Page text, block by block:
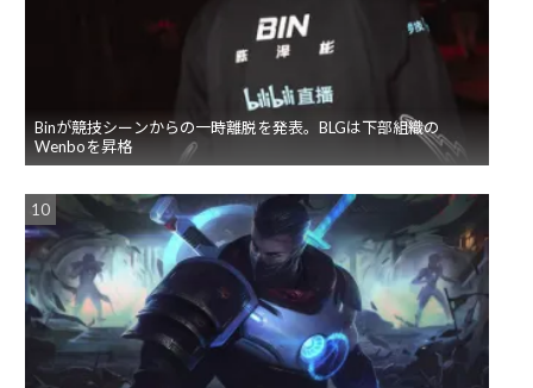
Binが競技シーンからの一時離脱を発表。BLGは下部組織の
Wenboを昇格